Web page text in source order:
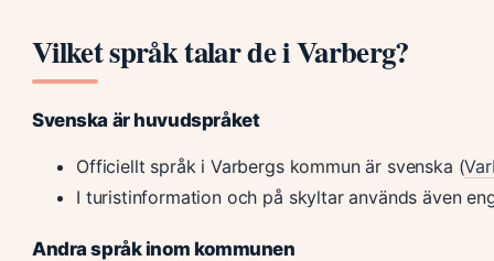
Vilket språk talar de i Varberg?
Svenska är huvudspråket
Officiellt språk i Varbergs kommun är svenska (
I turistinformation och på skyltar används även
Andra språk inom kommunen